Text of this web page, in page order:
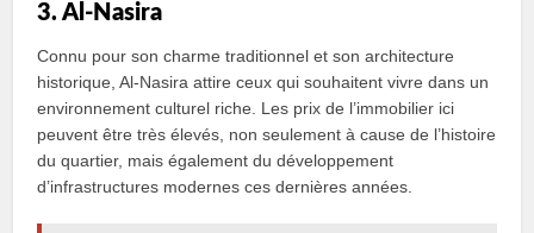
3. Al-Nasira
Connu pour son charme traditionnel et son architecture
historique, Al-Nasira attire ceux qui souhaitent vivre dans un
environnement culturel riche. Les prix de l’immobilier ici
peuvent être très élevés, non seulement à cause de l’histoire
du quartier, mais également du développement
d’infrastructures modernes ces dernières années.